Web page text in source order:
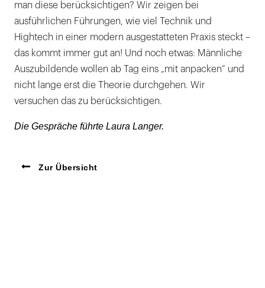
man diese berücksichtigen? Wir zeigen bei
ausführlichen Führungen, wie viel Technik und
Hightech in einer modern ausgestatteten Praxis steckt –
das kommt immer gut an! Und noch etwas: Männliche
Auszubildende wollen ab Tag eins „mit anpacken“ und
nicht lange erst die Theorie durchgehen. Wir
versuchen das zu berücksichtigen.
Die Gespräche führte Laura Langer.
Zur Übersicht